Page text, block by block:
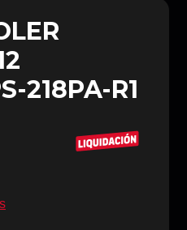
218PA-R1